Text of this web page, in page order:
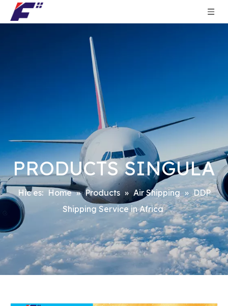
PRODUCTS SINGULA
Hic es: Home » Products » Air Shipping » DDP
Shipping Service in Africa